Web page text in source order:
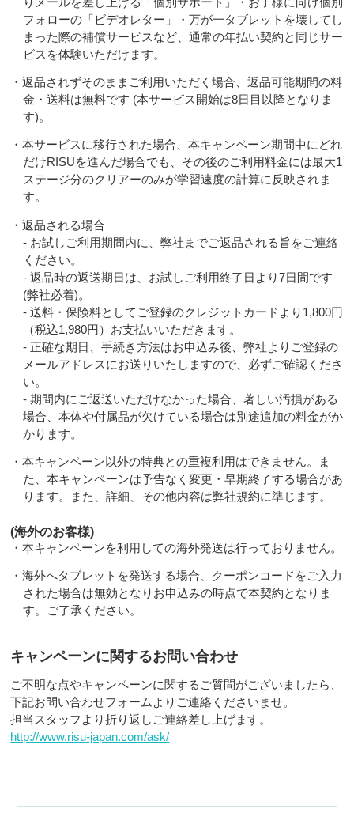
フォローの「ビデオレター」・万が一タブレットを壊してし
まった際の補償サービスなど、通常の年払い契約と同じサー
ビスを体験いただけます。
・返品されずそのままご利用いただく場合、返品可能期間の料
金・送料は無料です (本サービス開始は8日目以降となりま
す)。
・本サービスに移行された場合、本キャンペーン期間中にどれ
だけRISUを進んだ場合でも、その後のご利用料金には最大1
ステージ分のクリアーのみが学習速度の計算に反映されま
す。
・返品される場合
- お試しご利用期間内に、弊社までご返品される旨をご連絡
ください。
- 返品時の返送期日は、お試しご利用終了日より7日間です
(弊社必着)。
- 送料・保険料としてご登録のクレジットカードより1,800円
（税込1,980円）お支払いいただきます。
- 正確な期日、手続き方法はお申込み後、弊社よりご登録の
メールアドレスにお送りいたしますので、必ずご確認くださ
い。
- 期間内にご返送いただけなかった場合、著しい汚損がある
場合、本体や付属品が欠けている場合は別途追加の料金がか
かります。
・本キャンペーン以外の特典との重複利用はできません。ま
た、本キャンペーンは予告なく変更・早期終了する場合があ
ります。また、詳細、その他内容は弊社規約に準じます。
(海外のお客様)
・本キャンペーンを利用しての海外発送は行っておりません。
・海外へタブレットを発送する場合、クーポンコードをご入力
された場合は無効となりお申込みの時点で本契約となりま
す。ご了承ください。
キャンペーンに関するお問い合わせ
ご不明な点やキャンペーンに関するご質問がございましたら、
下記お問い合わせフォームよりご連絡くださいませ。
担当スタッフより折り返しご連絡差し上げます。
http://www.risu-japan.com/ask/